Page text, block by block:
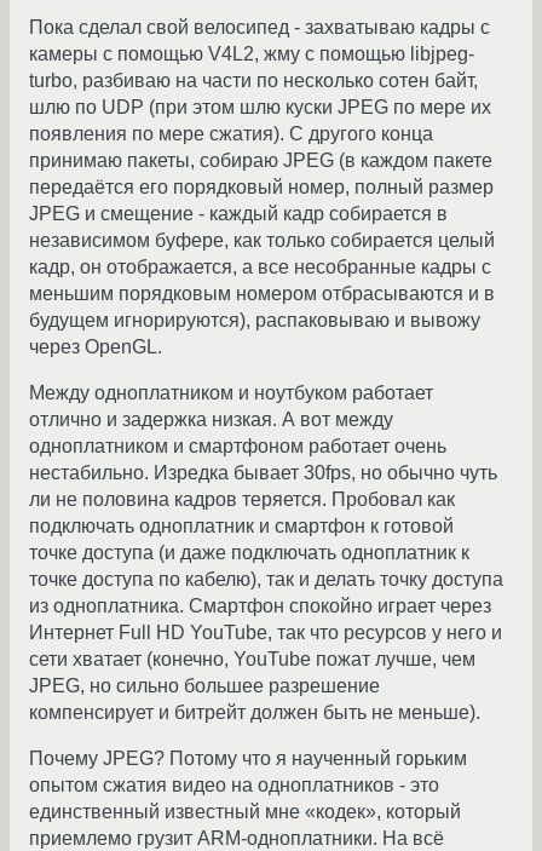
Пока сделал свой велосипед - захватываю кадры с
камеры с помощью V4L2, жму с помощью libjpeg-
turbo, разбиваю на части по несколько сотен байт,
шлю по UDP (при этом шлю куски JPEG по мере их
появления по мере сжатия). С другого конца
принимаю пакеты, собираю JPEG (в каждом пакете
передаётся его порядковый номер, полный размер
JPEG и смещение - каждый кадр собирается в
независимом буфере, как только собирается целый
кадр, он отображается, а все несобранные кадры с
меньшим порядковым номером отбрасываются и в
будущем игнорируются), распаковываю и вывожу
через OpenGL.
Между одноплатником и ноутбуком работает
отлично и задержка низкая. А вот между
одноплатником и смартфоном работает очень
нестабильно. Изредка бывает 30fps, но обычно чуть
ли не половина кадров теряется. Пробовал как
подключать одноплатник и смартфон к готовой
точке доступа (и даже подключать одноплатник к
точке доступа по кабелю), так и делать точку доступа
из одноплатника. Смартфон спокойно играет через
Интернет Full HD YouTube, так что ресурсов у него и
сети хватает (конечно, YouTube пожат лучше, чем
JPEG, но сильно большее разрешение
компенсирует и битрейт должен быть не меньше).
Почему JPEG? Потому что я наученный горьким
опытом сжатия видео на одноплатников - это
единственный известный мне «кодек», который
приемлемо грузит ARM-одноплатники. На всё